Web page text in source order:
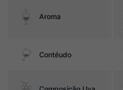
Aroma
Contéudo